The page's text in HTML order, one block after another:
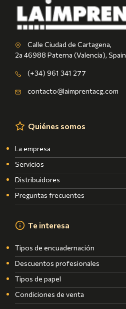
Calle Ciudad de Cartagena,
2a 46988 Paterna (Valencia), Spain
(+34) 961 341 277
contacto@laimprentacg.com
Quiénes somos
La empresa
Servicios
Distribuidores
Preguntas frecuentes
Te interesa
Tipos de encuadernación
Descuentos profesionales
Tipos de papel
Condiciones de venta